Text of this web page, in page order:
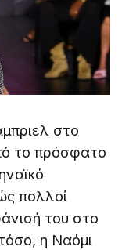
στο
το πρόσφατο
πολλοί
του στο
η Ναόμι